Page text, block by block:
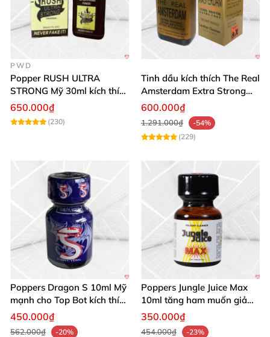
PWD
Popper RUSH ULTRA
STRONG Mỹ 30ml kích thích
hưng phấn tăng khoái cảm
650.000₫
(230)
Tinh dầu kích thích The Real
Amsterdam Extra Strong
30ml hưng phấn
600.000₫
1.291.000₫
-54%
(229)
Poppers Dragon S 10ml Mỹ
mạnh cho Top Bot kích thích
cực đỉnh
450.000₫
562.000₫
-20%
Poppers Jungle Juice Max
10ml tăng ham muốn giảm
đau
350.000₫
454.000₫
-23%